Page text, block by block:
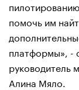
помочь им
платформы», -
руководитель
Алина Мяло.